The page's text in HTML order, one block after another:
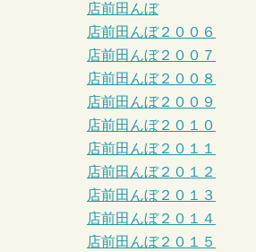
店前田んぼ
店前田んぼ２００６
店前田んぼ２００７
店前田んぼ２００８
店前田んぼ２００９
店前田んぼ２０１０
店前田んぼ２０１１
店前田んぼ２０１２
店前田んぼ２０１３
店前田んぼ２０１４
店前田んぼ２０１５